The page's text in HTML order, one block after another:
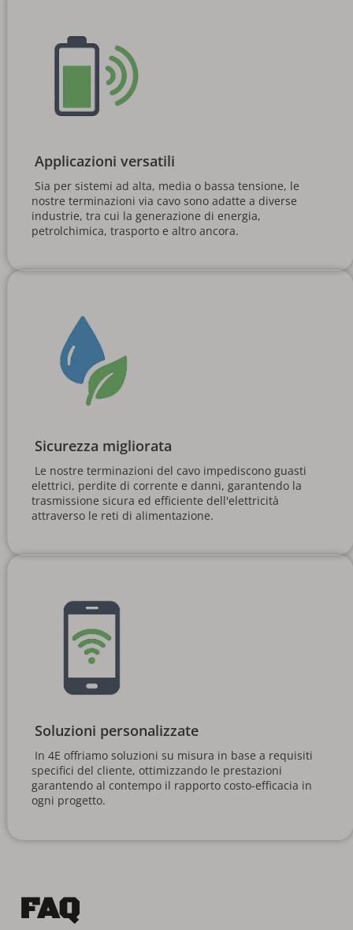
Applicazioni versatili
nostre terminazioni via cavo sono adatte a diverse
industrie, tra cui la generazione di energia,
petrolchimica, trasporto e altro ancora.
Sicurezza migliorata
elettrici, perdite di corrente e danni, garantendo la
trasmissione sicura ed efficiente dell'elettricità
attraverso le reti di alimentazione.
Soluzioni personalizzate
specifici del cliente, ottimizzando le prestazioni
garantendo al contempo il rapporto costo-efficacia in
ogni progetto.
FAQ